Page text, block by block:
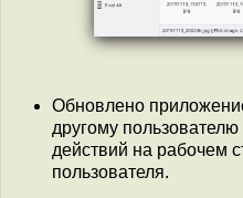
Обновлено
другому
действий на рабочем
пользователя.